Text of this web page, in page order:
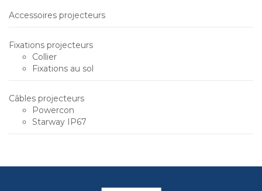
Accessoires projecteurs
Fixations projecteurs
Collier
Fixations au sol
Câbles projecteurs
Powercon
Starway IP67